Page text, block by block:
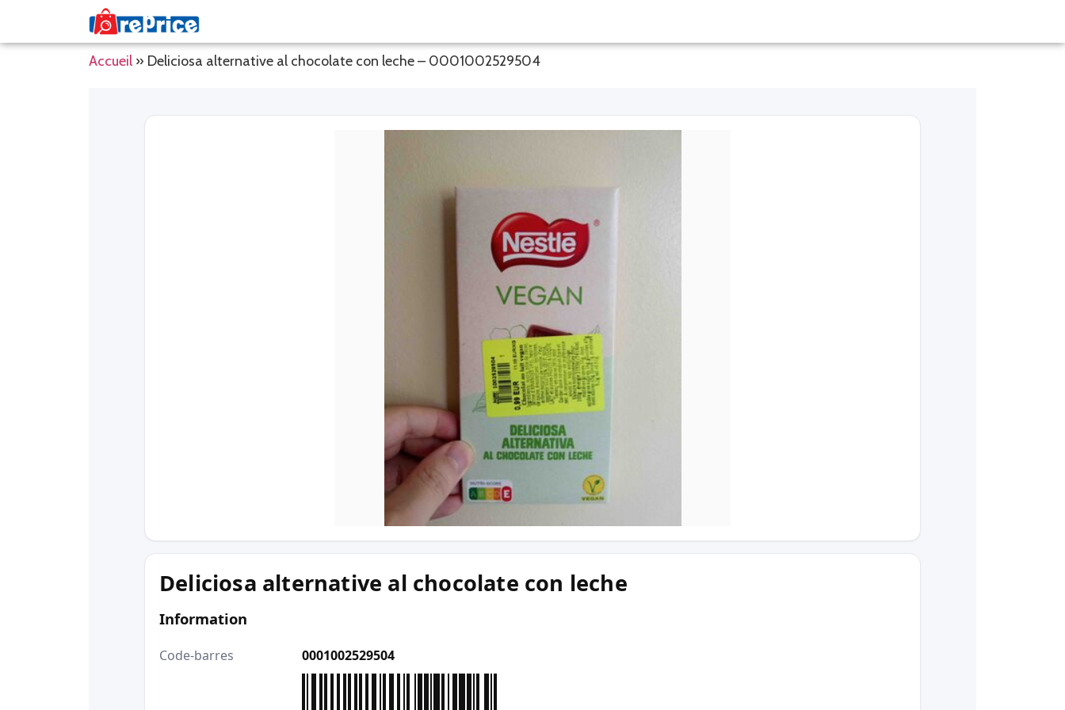
Accueil » Deliciosa alternative al chocolate con leche – 0001002529504
Deliciosa alternative al chocolate con leche
Information
Code-barres 0001002529504